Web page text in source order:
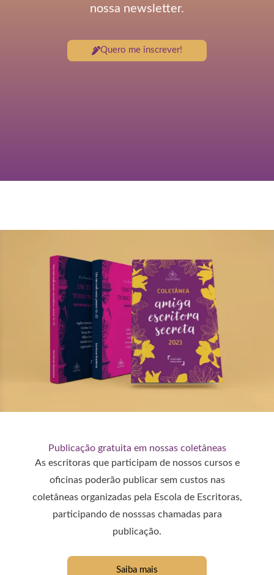
nossa newsletter.
Quero me inscrever!
Publicação gratuita em nossas coletâneas
As escritoras que participam de nossos cursos e
oficinas poderão publicar sem custos nas
coletâneas organizadas pela Escola de Escritoras,
participando de nosssas chamadas para
publicação.
Saiba mais